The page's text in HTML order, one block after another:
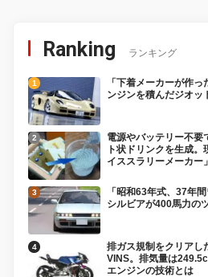
Ranking ランキング
「下着メーカーが作
ンジンを積んだジオッ
電源やバッテリー不
ト状ドリンクを生成
イススラリーメーカー
「昭和63年式、37年
シルビアが400馬力の
排ガス規制をクリアし
VINS。排気量は
エンジンの技術とは